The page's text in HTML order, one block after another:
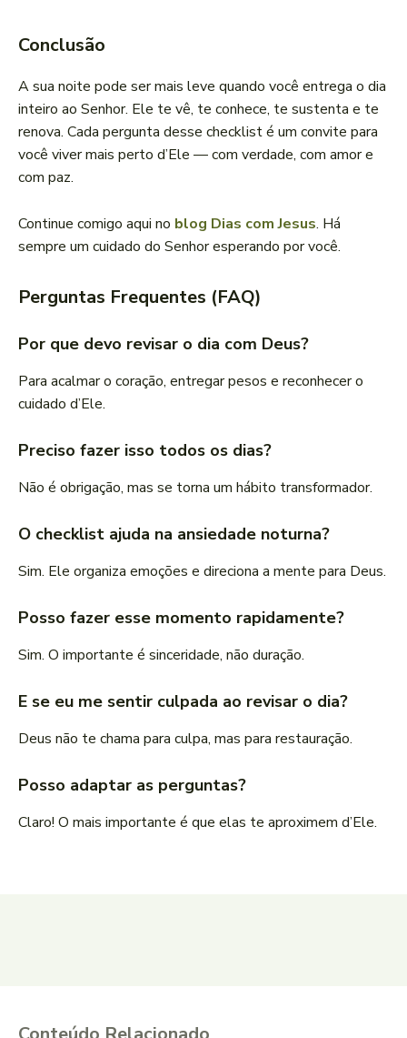
Conclusão
A sua noite pode ser mais leve quando você entrega o dia
inteiro ao Senhor. Ele te vê, te conhece, te sustenta e te
renova. Cada pergunta desse checklist é um convite para
você viver mais perto d’Ele — com verdade, com amor e
com paz.
Continue comigo aqui no blog Dias com Jesus. Há
sempre um cuidado do Senhor esperando por você.
Perguntas Frequentes (FAQ)
Por que devo revisar o dia com Deus?
Para acalmar o coração, entregar pesos e reconhecer o
cuidado d’Ele.
Preciso fazer isso todos os dias?
Não é obrigação, mas se torna um hábito transformador.
O checklist ajuda na ansiedade noturna?
Sim. Ele organiza emoções e direciona a mente para Deus.
Posso fazer esse momento rapidamente?
Sim. O importante é sinceridade, não duração.
E se eu me sentir culpada ao revisar o dia?
Deus não te chama para culpa, mas para restauração.
Posso adaptar as perguntas?
Claro! O mais importante é que elas te aproximem d’Ele.